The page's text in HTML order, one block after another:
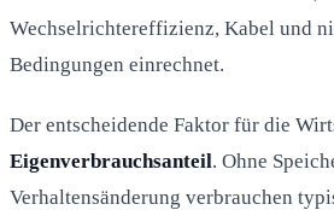
Wechselrichtereffizienz, Kabel und
Bedingungen einrechnet.
Der entscheidende Faktor für die
Eigenverbrauchsanteil. Ohne
Verhaltensänderung verbrauchen